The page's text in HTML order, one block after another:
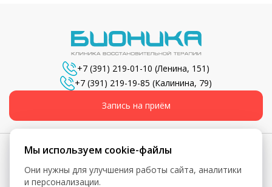
+7 (391) 219-01-10 (Ленина, 151)
+7 (391) 219-19-85 (Калинина, 79)
Запись на приём
© 2026, Бионика - Сеть медицинских центров
Мы используем cookie-файлы
Они нужны для улучшения работы сайта, аналитики
и персонализации.